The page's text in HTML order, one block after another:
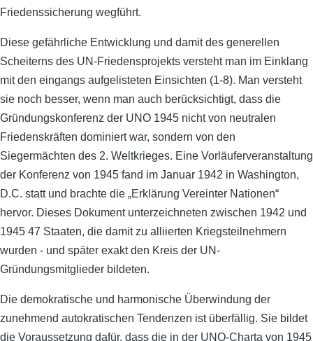
Friedenssicherung wegführt.
Diese gefährliche Entwicklung und damit des generellen
Scheiterns des UN-Friedensprojekts versteht man im Einklang
mit den eingangs aufgelisteten Einsichten (1-8). Man versteht
sie noch besser, wenn man auch berücksichtigt, dass die
Gründungskonferenz der UNO 1945 nicht von neutralen
Friedenskräften dominiert war, sondern von den
Siegermächten des 2. Weltkrieges. Eine Vorläuferveranstaltung
der Konferenz von 1945 fand im Januar 1942 in Washington,
D.C. statt und brachte die „Erklärung Vereinter Nationen“
hervor. Dieses Dokument unterzeichneten zwischen 1942 und
1945 47 Staaten, die damit zu alliierten Kriegsteilnehmern
wurden - und später exakt den Kreis der UN-
Gründungsmitglieder bildeten.
Die demokratische und harmonische Überwindung der
zunehmend autokratischen Tendenzen ist überfällig. Sie bildet
die Voraussetzung dafür, dass die in der UNO-Charta von 1945